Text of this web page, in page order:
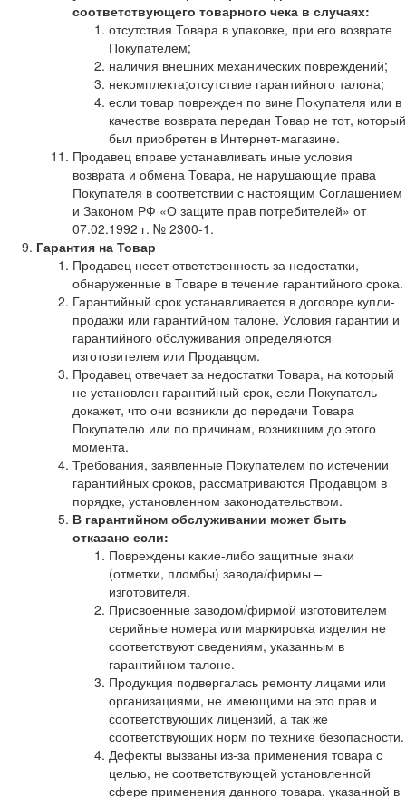
соответствующего товарного чека в случаях:
отсутствия Товара в упаковке, при его возврате
Покупателем;
наличия внешних механических повреждений;
некомплекта;отсутствие гарантийного талона;
если товар поврежден по вине Покупателя или в
качестве возврата передан Товар не тот, который
был приобретен в Интернет-магазине.
Продавец вправе устанавливать иные условия
возврата и обмена Товара, не нарушающие права
Покупателя в соответствии с настоящим Соглашением
и Законом РФ «О защите прав потребителей» от
07.02.1992 г. № 2300-1.
Гарантия на Товар
Продавец несет ответственность за недостатки,
обнаруженные в Товаре в течение гарантийного срока.
Гарантийный срок устанавливается в договоре купли-
продажи или гарантийном талоне. Условия гарантии и
гарантийного обслуживания определяются
изготовителем или Продавцом.
Продавец отвечает за недостатки Товара, на который
не установлен гарантийный срок, если Покупатель
докажет, что они возникли до передачи Товара
Покупателю или по причинам, возникшим до этого
момента.
Требования, заявленные Покупателем по истечении
гарантийных сроков, рассматриваются Продавцом в
порядке, установленном законодательством.
В гарантийном обслуживании может быть
отказано если:
Повреждены какие-либо защитные знаки
(отметки, пломбы) завода/фирмы –
изготовителя.
Присвоенные заводом/фирмой изготовителем
серийные номера или маркировка изделия не
соответствуют сведениям, указанным в
гарантийном талоне.
Продукция подвергалась ремонту лицами или
организациями, не имеющими на это прав и
соответствующих лицензий, а так же
соответствующих норм по технике безопасности.
Дефекты вызваны из-за применения товара с
целью, не соответствующей установленной
сфере применения данного товара, указанной в